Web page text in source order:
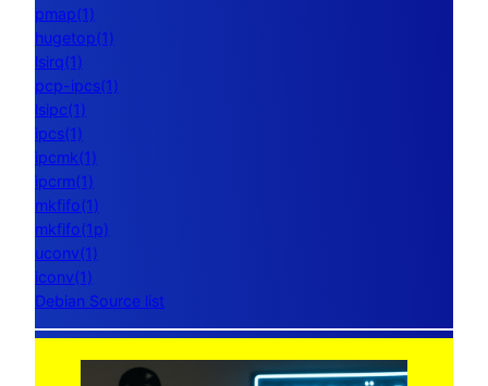
pmap(1)
hugetop(1)
lsirq(1)
pcp-ipcs(1)
lsipc(1)
ipcs(1)
ipcmk(1)
ipcrm(1)
mkfifo(1)
mkfifo(1p)
uconv(1)
iconv(1)
Debian Source list